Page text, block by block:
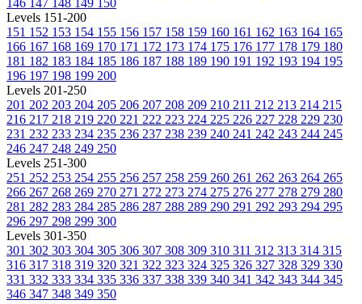
146 147 148 149 150
Levels 151-200
151 152 153 154 155 156 157 158 159 160 161 162 163 164 165
166 167 168 169 170 171 172 173 174 175 176 177 178 179 180
181 182 183 184 185 186 187 188 189 190 191 192 193 194 195
196 197 198 199 200
Levels 201-250
201 202 203 204 205 206 207 208 209 210 211 212 213 214 215
216 217 218 219 220 221 222 223 224 225 226 227 228 229 230
231 232 233 234 235 236 237 238 239 240 241 242 243 244 245
246 247 248 249 250
Levels 251-300
251 252 253 254 255 256 257 258 259 260 261 262 263 264 265
266 267 268 269 270 271 272 273 274 275 276 277 278 279 280
281 282 283 284 285 286 287 288 289 290 291 292 293 294 295
296 297 298 299 300
Levels 301-350
301 302 303 304 305 306 307 308 309 310 311 312 313 314 315
316 317 318 319 320 321 322 323 324 325 326 327 328 329 330
331 332 333 334 335 336 337 338 339 340 341 342 343 344 345
346 347 348 349 350